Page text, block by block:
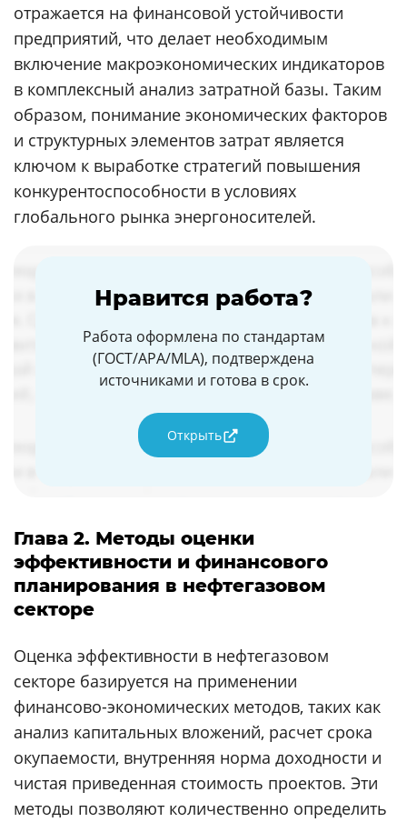
отражается на финансовой устойчивости
предприятий, что делает необходимым
включение макроэкономических индикаторов
в комплексный анализ затратной базы. Таким
образом, понимание экономических факторов
и структурных элементов затрат является
ключом к выработке стратегий повышения
конкурентоспособности в условиях
глобального рынка энергоносителей.
Нравится работа?
Работа оформлена по стандартам
(ГОСТ/APA/MLA), подтверждена
источниками и готова в срок.
Открыть
Глава 2. Методы оценки
эффективности и финансового
планирования в нефтегазовом
секторе
Оценка эффективности в нефтегазовом
секторе базируется на применении
финансово-экономических методов, таких как
анализ капитальных вложений, расчет срока
окупаемости, внутренняя норма доходности и
чистая приведенная стоимость проектов. Эти
методы позволяют количественно определить